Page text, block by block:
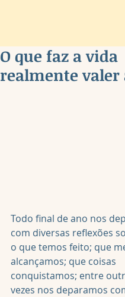
O que faz a vida
realmente valer
Todo final de ano nos
com diversas reflexões
o que temos feito; que
alcançamos; que coisas
conquistamos; entre
vezes nos deparamos